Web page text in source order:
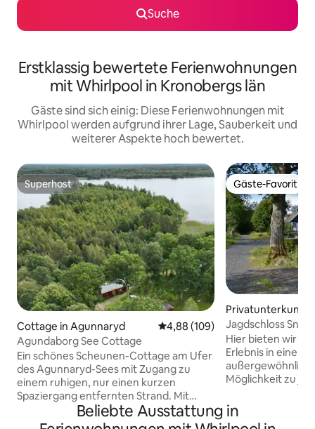
Suche
Erstklassig bewertete Ferienwohnungen
mit Whirlpool in Kronobergs län
Gäste sind sich einig: Diese Ferienwohnungen mit
Whirlpool werden aufgrund ihrer Lage, Sauberkeit und
weiterer Aspekte hoch bewertet.
Superhost
Superhost
Cottage in Agunnaryd Durchschnittliche Bewertung:
4,88 (109)
Agundaborg See Cottage
Ein schönes Scheunen-Cottage am Ufer
des Agunnaryd-Sees mit Zugang zu
einem ruhigen, nur einen kurzen
Spaziergang entfernten Strand. Mit
Wassersport, Radfahren und Laufen
sowie dem Vedåsa-Naturschutzgebiet
Gäste-Favorit
Gäste-Favorit
Privatunterkunft
enstorp
Jagdschloss
Hier bieten wir
Erlebnis in einer
Möglichkeit zu
entspannen. Es
der
Beliebte Ausstattung in